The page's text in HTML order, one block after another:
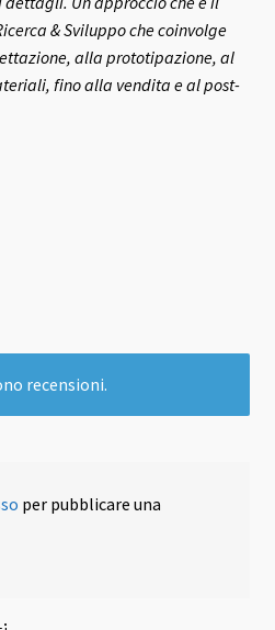
& Sviluppo che coinvolge
alla prototipazione, al
fino alla vendita e al post-
recensioni.
per pubblicare una